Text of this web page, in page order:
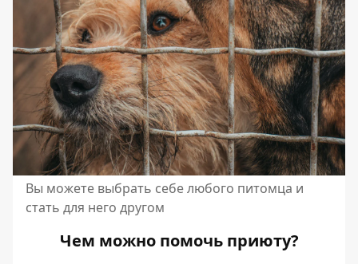
Вы можете выбрать себе любого питомца и
стать для него другом
Чем можно помочь приюту?